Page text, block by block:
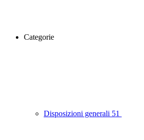
Categorie
Disposizioni generali 51